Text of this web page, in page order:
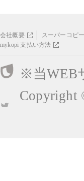
会社概要 スーパーコピ
mykopi 支払い方法
※当WEB
Copyright